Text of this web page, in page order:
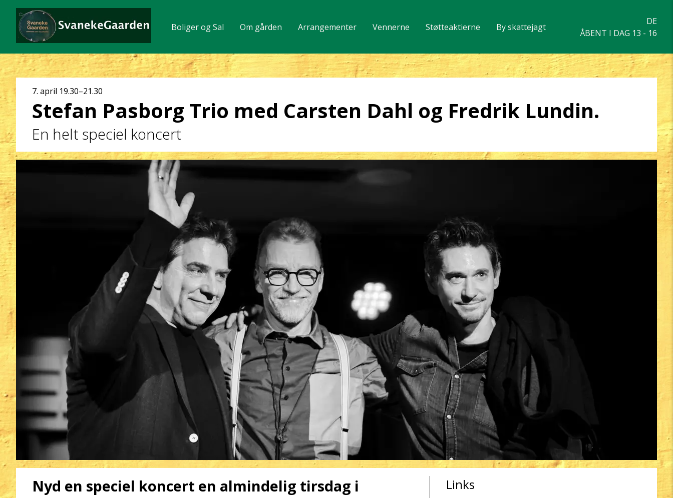
Boliger og Sal Om gården Arrangementer Vennerne Støtteaktierne By skattejagt
DE
ÅBENT I DAG 13 - 16
Dato
og
klokkeslæt
7. april 19.30–21.30
Stefan Pasborg Trio med Carsten Dahl og Fredrik Lundin.
En helt speciel koncert
Nyd en speciel koncert en almindelig tirsdag i
Links